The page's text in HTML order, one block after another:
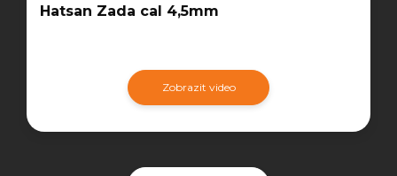
Hatsan Zada cal 4,5mm
Zobrazit video